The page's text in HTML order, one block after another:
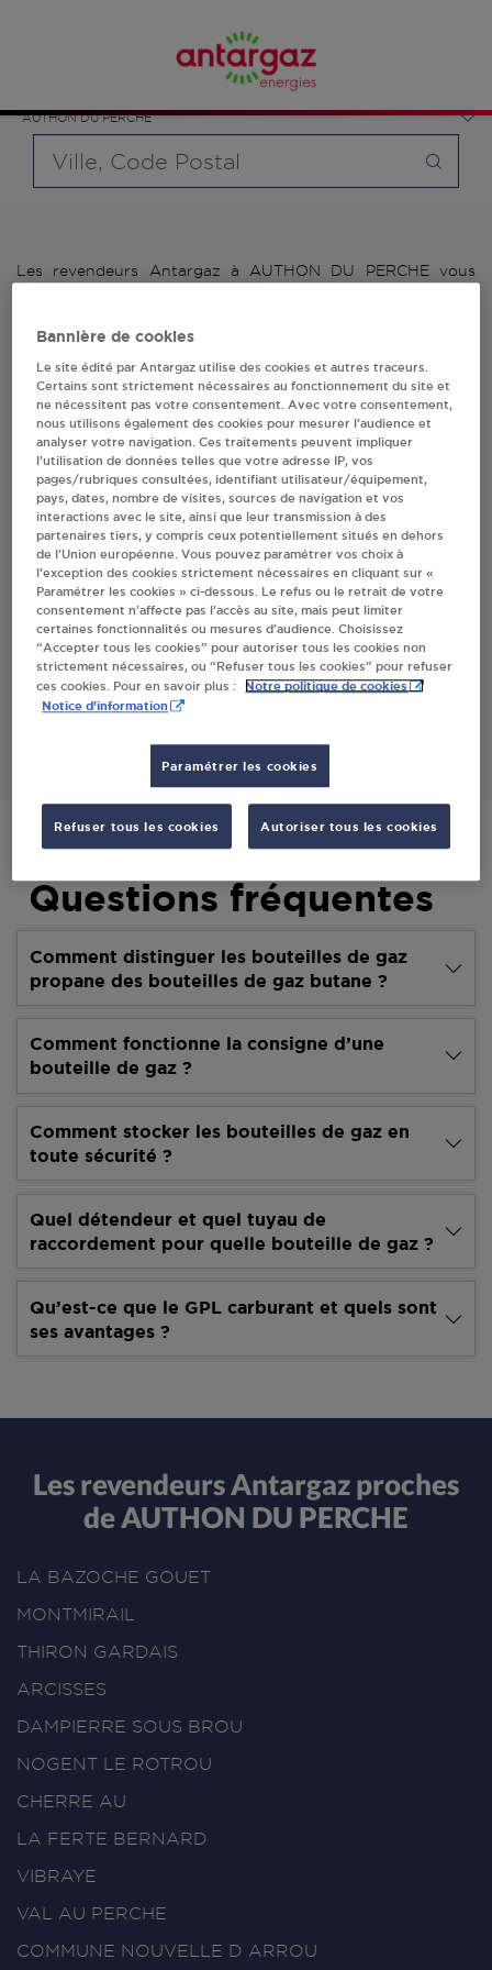
AUTHON DU PERCHE
bouteille souhaité et le type de point de vente (revendeur /
distributeur automatique de bouteilles de gaz ou station GPL
carburant)
Les revendeurs Antargaz à AUTHON DU PERCHE vous
des revendeurs Antargaz à AUTHON DU PERCHE, l'adresse,
distributeurs de bouteilles de gaz.
1 revendeur(s) Antargaz
à AUTHON DU PERCHE
Villes
PROXI AUTHON DU PERCHE
16 RUE JEAN MOULIN
28330AUTHON DU PERCHE
Questions fréquentes
Comment distinguer les bouteilles de gaz
propane des bouteilles de gaz butane ?
Comment fonctionne la consigne d’une
bouteille de gaz ?
Comment stocker les bouteilles de gaz en
toute sécurité ?
Quel détendeur et quel tuyau de
raccordement pour quelle bouteille de gaz ?
Qu’est-ce que le GPL carburant et quels sont
ses avantages ?
Les revendeurs Antargaz proches
de AUTHON DU PERCHE
LA BAZOCHE GOUET
MONTMIRAIL
THIRON GARDAIS
ARCISSES
DAMPIERRE SOUS BROU
NOGENT LE ROTROU
CHERRE AU
LA FERTE BERNARD
VIBRAYE
VAL AU PERCHE
COMMUNE NOUVELLE D ARROU
Bannière de cookies
Le site édité par Antargaz utilise des cookies et autres traceurs.
Certains sont strictement nécessaires au fonctionnement du site et
ne nécessitent pas votre consentement. Avec votre consentement,
nous utilisons également des cookies pour mesurer l’audience et
analyser votre navigation. Ces traitements peuvent impliquer
l’utilisation de données telles que votre adresse IP, vos
pages/rubriques consultées, identifiant utilisateur/équipement,
pays, dates, nombre de visites, sources de navigation et vos
interactions avec le site, ainsi que leur transmission à des
partenaires tiers, y compris ceux potentiellement situés en dehors
de l’Union européenne. Vous pouvez paramétrer vos choix à
l’exception des cookies strictement nécessaires en cliquant sur «
Paramétrer les cookies » ci-dessous. Le refus ou le retrait de votre
consentement n’affecte pas l’accès au site, mais peut limiter
certaines fonctionnalités ou mesures d’audience. Choisissez
“Accepter tous les cookies” pour autoriser tous les cookies non
strictement nécessaires, ou “Refuser tous les cookies” pour refuser
ces cookies. Pour en savoir plus :
Notre politique de cookies
Notice d'information
Paramétrer les cookies
Refuser tous les cookies Autoriser tous les cookies